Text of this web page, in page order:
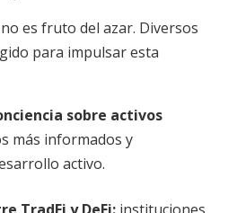
es fruto del azar. Diversos
para impulsar esta
sobre activos
más informados y
activo.